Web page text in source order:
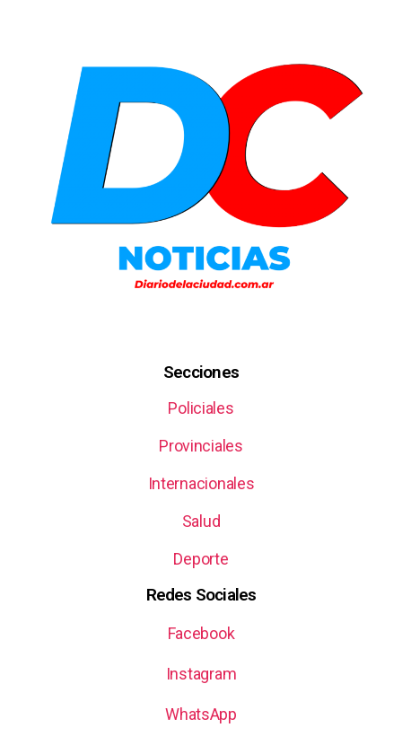
Secciones
Policiales
Provinciales
Internacionales
Salud
Deporte
Redes Sociales
Facebook
Instagram
WhatsApp